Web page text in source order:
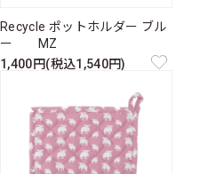
Recycle ポットホルダー ブル
ー MZ
1,400円(税込1,540円)